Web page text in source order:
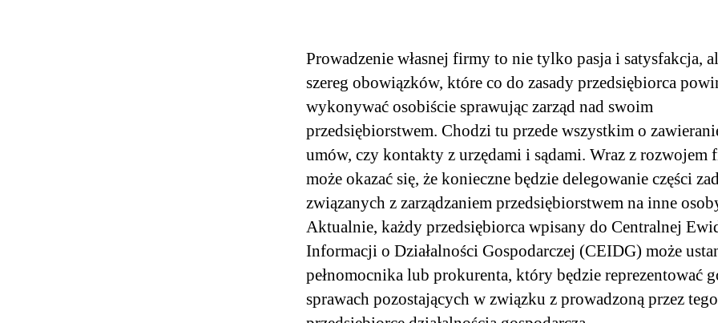
w
Prowadzenie własnej firmy to nie tylko pasja i satysfakcja,
szereg obowiązków, które co do zasady przedsiębiorca
wykonywać osobiście sprawując zarząd nad swoim
przedsiębiorstwem. Chodzi tu przede wszystkim o
umów, czy kontakty z urzędami i sądami. Wraz z rozwojem
może okazać się, że konieczne będzie delegowanie części
związanych z zarządzaniem przedsiębiorstwem na inne
Aktualnie, każdy przedsiębiorca wpisany do Centralnej
Informacji o Działalności Gospodarczej (CEIDG) może
pełnomocnika lub prokurenta, który będzie reprezentować
sprawach pozostających w związku z prowadzoną przez tego